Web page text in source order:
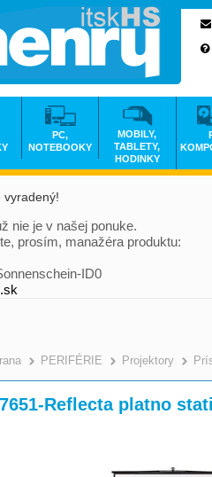
vyradený!
nie je v našej ponuke.
prosím, manažéra produktu:
ID0
PERIFÉRIE Projektory
Reflecta platno
PC,
NOTEBOOKY
MOBILY,
TABLETY,
HODINKY